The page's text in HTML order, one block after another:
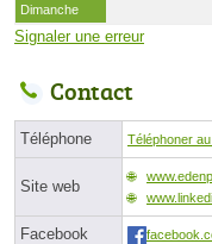
Dimanche
Signaler une erreur
Contact
Téléphone Téléphoner
Site web
Facebook